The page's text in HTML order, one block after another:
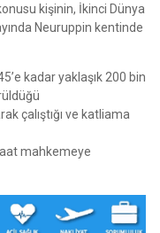
kişinin, İkinci Dünya
Neuruppin kentinde
kadar yaklaşık 200 bin
çalıştığı ve katliama
mahkemeye